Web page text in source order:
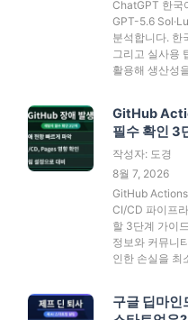
ChatGPT 한국
GPT-5.6
분석합니다. 한
그리고 실사용
활용해 생산성
GitHub
필수 확인 3
작성자: 도경
8월 7, 2026
GitHub
CI/CD 파이프
할 3단계 가이
정보와 커뮤니
인한 손실을 최
구글 딥마인